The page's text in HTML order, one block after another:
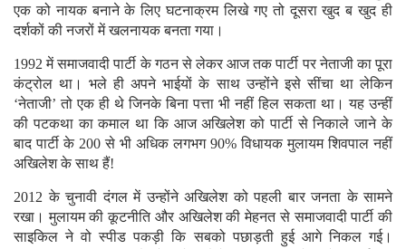
एक को नायक बनाने के लिए घटनाक्रम लिखे गए तो दूसरा खुद ब खुद ही
दर्शकों की नजरों में खलनायक बनता गया।
1992 में समाजवादी पार्टी के गठन से लेकर आज तक पार्टी पर नेताजी का पूरा
कंट्रोल था। भले ही अपने भाईयों के साथ उन्होंने इसे सींचा था लेकिन
‘नेताजी’ तो एक ही थे जिनके बिना पत्ता भी नहीं हिल सकता था। यह उन्हीं
की पटकथा का कमाल था कि आज अखिलेश को पार्टी से निकाले जाने के
बाद पार्टी के 200 से भी अधिक लगभग 90% विधायक मुलायम शिवपाल नहीं
अखिलेश के साथ हैं!
2012 के चुनावी दंगल में उन्होंने अखिलेश को पहली बार जनता के सामने
रखा। मुलायम की कूटनीति और अखिलेश की मेहनत से समाजवादी पार्टी की
साइकिल ने वो स्पीड पकड़ी कि सबको पछाड़ती हुई आगे निकल गई।